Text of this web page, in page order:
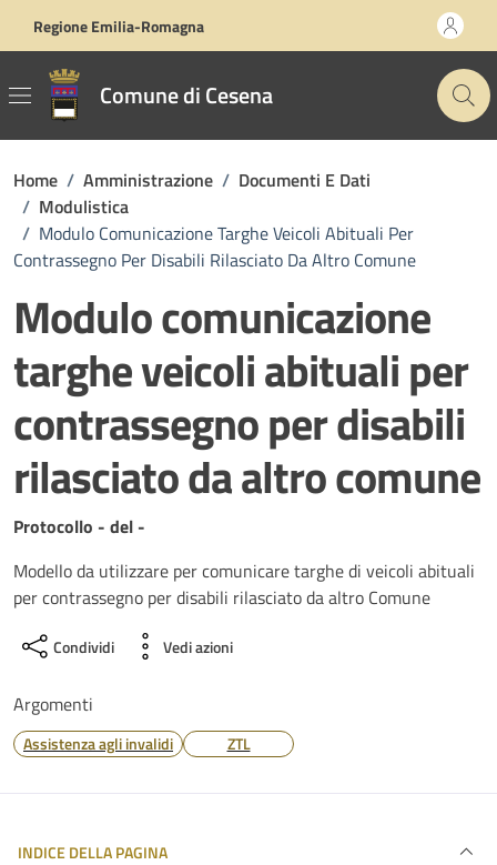
Regione Emilia-Romagna
Comune di Cesena
Home / Amministrazione / Documenti E Dati
/ Modulistica
/ Modulo Comunicazione Targhe Veicoli Abituali Per
Contrassegno Per Disabili Rilasciato Da Altro Comune
Modulo comunicazione
targhe veicoli abituali per
contrassegno per disabili
rilasciato da altro comune
Dettagli del documento
Protocollo - del -
Modello da utilizzare per comunicare targhe di veicoli abituali
per contrassegno per disabili rilasciato da altro Comune
Condividi Vedi azioni
Argomenti
Assistenza agli invalidi ZTL
INDICE DELLA PAGINA